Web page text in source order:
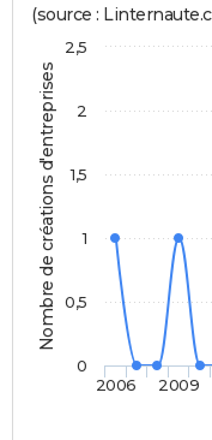
Nombre de créations d'entreprises
(source :
2006 2009
0
0,5
1
1,5
2
2,5